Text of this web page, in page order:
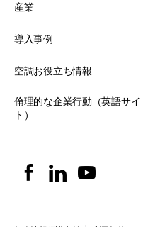
産業
導入事例
空調お役立ち情報
倫理的な企業行動（英語サイ
ト）